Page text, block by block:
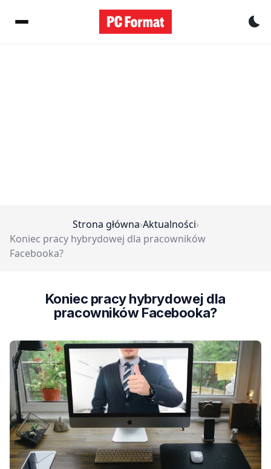
Strona główna›Aktualności›
Koniec pracy hybrydowej dla pracowników
Facebooka?
Koniec pracy hybrydowej dla
pracowników Facebooka?